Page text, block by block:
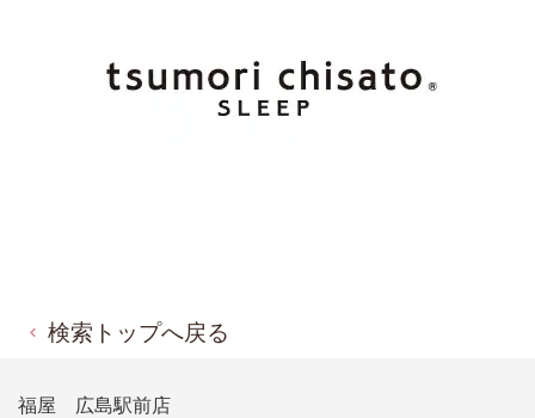
検索トップへ戻る
福屋 広島駅前店